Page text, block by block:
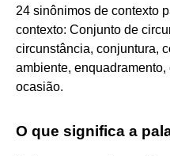
24 sinônimos de contexto
contexto: Conjunto de
circunstância, conjuntura,
ambiente,
ocasião.
O que significa a